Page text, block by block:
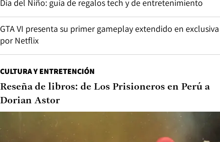
Día del Niño: guía de regalos tech y de entretenimiento
GTA VI presenta su primer gameplay extendido en exclusiva
por Netflix
CULTURA Y ENTRETENCIÓN
Reseña de libros: de Los Prisioneros en Perú a
Dorian Astor